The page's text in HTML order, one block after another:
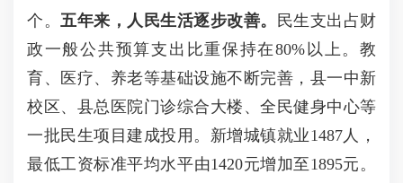
个。 五年来，人民生活逐步改善。
民生支出占财
政一般公共预算支出比重保持在80%以上。教
育、医疗、养老等基础设施不断完善，县一中新
校区、县总医院门诊综合大楼、全民健身中心等
一批民生项目建成投用。新增城镇就业1487人，
最低工资标准平均水平由1420元增加至1895元。